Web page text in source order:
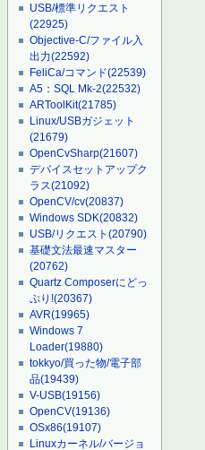
USB/標準リクエスト
(22925)
Objective-C/ファイル入
出力(22592)
FeliCa/コマンド(22539)
A5：SQL Mk-2(22532)
ARToolKit(21785)
Linux/USBガジェット
(21679)
OpenCvSharp(21607)
デバイスセットアップク
ラス(21092)
OpenCV/cv(20837)
Windows SDK(20832)
USB/リクエスト(20790)
基礎文法最速マスター
(20762)
Quartz Composerにどっ
ぷり!(20367)
AVR(19965)
Windows 7
Loader(19880)
tokkyo/買った物/電子部
品(19439)
V-USB(19156)
OpenCV(19136)
OSx86(19107)
Linuxカーネル/バージョ